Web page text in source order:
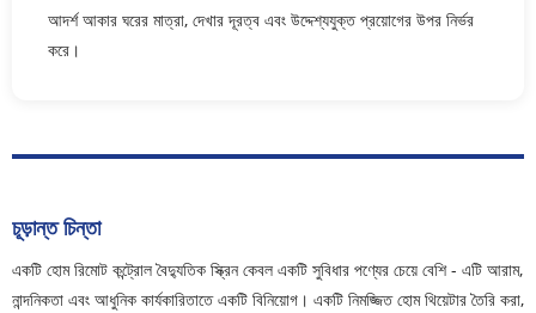
আদর্শ আকার ঘরের মাত্রা, দেখার দূরত্ব এবং উদ্দেশ্যযুক্ত প্রয়োগের উপর নির্ভর
করে।
চূড়ান্ত চিন্তা
একটি হোম রিমোট কন্ট্রোল বৈদ্যুতিক স্ক্রিন কেবল একটি সুবিধার পণ্যের চেয়ে বেশি - এটি আরাম,
নান্দনিকতা এবং আধুনিক কার্যকারিতাতে একটি বিনিয়োগ। একটি নিমজ্জিত হোম থিয়েটার তৈরি করা,